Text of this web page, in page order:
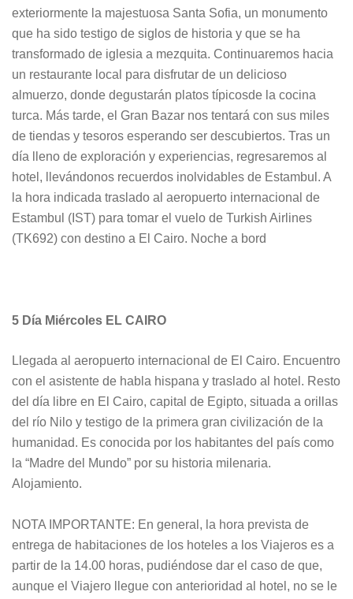
exteriormente la majestuosa Santa Sofia, un monumento
que ha sido testigo de siglos de historia y que se ha
transformado de iglesia a mezquita. Continuaremos hacia
un restaurante local para disfrutar de un delicioso
almuerzo, donde degustarán platos típicosde la cocina
turca. Más tarde, el Gran Bazar nos tentará con sus miles
de tiendas y tesoros esperando ser descubiertos. Tras un
día lleno de exploración y experiencias, regresaremos al
hotel, llevándonos recuerdos inolvidables de Estambul. A
la hora indicada traslado al aeropuerto internacional de
Estambul (IST) para tomar el vuelo de Turkish Airlines
(TK692) con destino a El Cairo. Noche a bord
5 Día Miércoles EL CAIRO
Llegada al aeropuerto internacional de El Cairo. Encuentro
con el asistente de habla hispana y traslado al hotel. Resto
del día libre en El Cairo, capital de Egipto, situada a orillas
del río Nilo y testigo de la primera gran civilización de la
humanidad. Es conocida por los habitantes del país como
la “Madre del Mundo” por su historia milenaria.
Alojamiento.
NOTA IMPORTANTE: En general, la hora prevista de
entrega de habitaciones de los hoteles a los Viajeros es a
partir de la 14.00 horas, pudiéndose dar el caso de que,
aunque el Viajero llegue con anterioridad al hotel, no se le